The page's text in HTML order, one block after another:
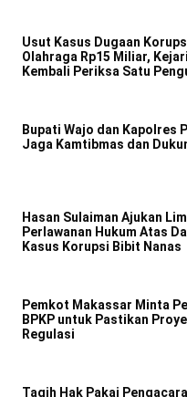
Usut Kasus Dugaan
Olahraga Rp15 Miliar,
Kembali Periksa Satu
Bupati Wajo dan Kapolres
Jaga Kamtibmas dan
Hasan Sulaiman Ajukan
Perlawanan Hukum Atas
Kasus Korupsi Bibit Nanas
Pemkot Makassar Minta
BPKP untuk Pastikan
Regulasi
Tagih Hak Pakai